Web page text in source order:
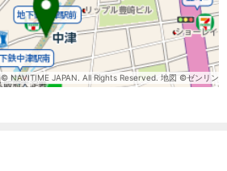
© NAVITIME JAPAN. All Rights Reserved. 地図 ©ゼンリン